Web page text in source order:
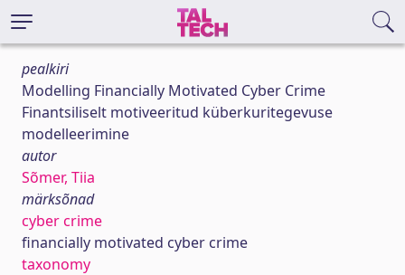
pealkiri
Modelling Financially Motivated Cyber Crime
Finantsiliselt motiveeritud küberkuritegevuse
modelleerimine
autor
Sõmer, Tiia
märksõnad
cyber crime
financially motivated cyber crime
taxonomy